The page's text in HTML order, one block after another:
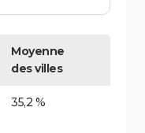
Moyenne
des villes
35,2 %